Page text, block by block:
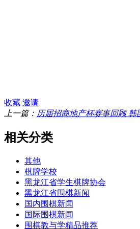
收藏 邀请
上一篇： 历届招商地产杯赛事回顾
相关分类
其他
棋牌学校
黑龙江省学生棋牌协会
黑龙江省围棋新闻
国内围棋新闻
国际围棋新闻
围棋教与学精品推荐